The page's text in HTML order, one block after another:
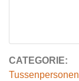
CATEGORIE:
Tussenpersonen